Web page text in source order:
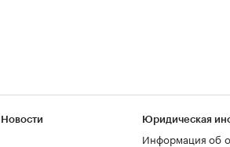
Юридическая
Информация об